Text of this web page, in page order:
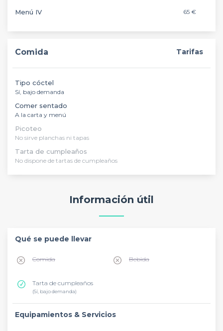
Menú IV 65 €
Comida Tarifas
Tipo cóctel
Sí, bajo demanda
Comer sentado
A la carta y menú
Picoteo
No sirve planchas ni tapas
Tarta de cumpleaños
No dispone de tartas de cumpleaños
Información útil
Qué se puede llevar
Comida Bebida
Tarta de cumpleaños
(Sí, bajo demanda)
Equipamientos & Servicios